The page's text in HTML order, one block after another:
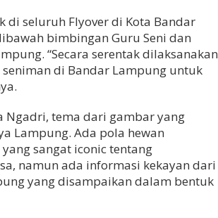
di seluruh Flyover di Kota Bandar
bimbingan Guru Seni dan
“Secara serentak dilaksanakan
di Bandar Lampung untuk
Ngadri, tema dari gambar yang
Lampung. Ada pola hewan
sangat iconic tentang
namun ada informasi kekayan dari
yang disampaikan dalam bentuk